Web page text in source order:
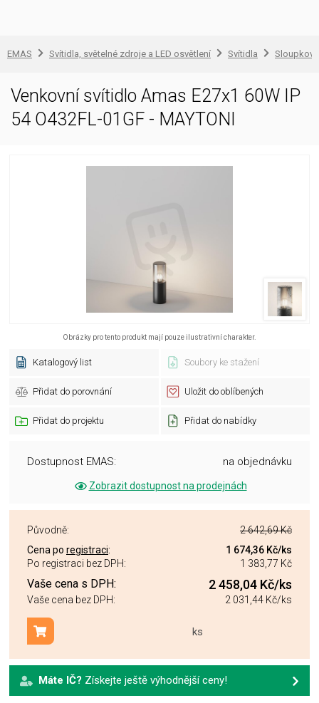
EMAS Svítidla, světelné zdroje a LED osvětlení Svítidla
Venkovní svítidlo Amas E27x1 60W IP
54 O432FL-01GF - MAYTONI
Obrázky pro tento produkt mají pouze ilustrativní charakter.
Katalogový list Soubory ke stažení
Přidat do porovnání Uložit do oblíbených
Přidat do projektu Přidat do nabídky
Dostupnost EMAS: na objednávku
Zobrazit dostupnost na prodejnách
Původně:
2 642,69 Kč
Cena po registraci: 1 674,36 Kč/ks
Po registraci bez DPH:
1 383,77 Kč
Vaše cena s DPH: 2 458,04 Kč/ks
Vaše cena bez DPH: 2 031,44 Kč/ks
ks
Přidat do košíku
Máte IČ? Získejte ještě výhodnější ceny!